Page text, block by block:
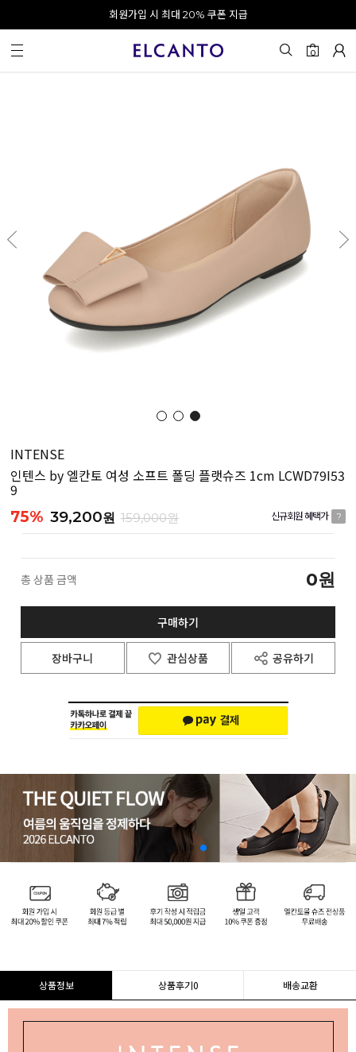
오전 10시 이전 결제 완료 시 오늘 출발!
회원가입 시 최대 20% 쿠폰 지급
0
INTENSE
인텐스 by 엘칸토 여성 소프트 폴딩 플랫슈즈 1cm LCWD79I53
9
75% 39,200원 159,000원 신규회원 혜택가 ?
총 상품 금액 0원
구매하기
장바구니 관심상품 공유하기
상품정보 상품후기0 배송교환